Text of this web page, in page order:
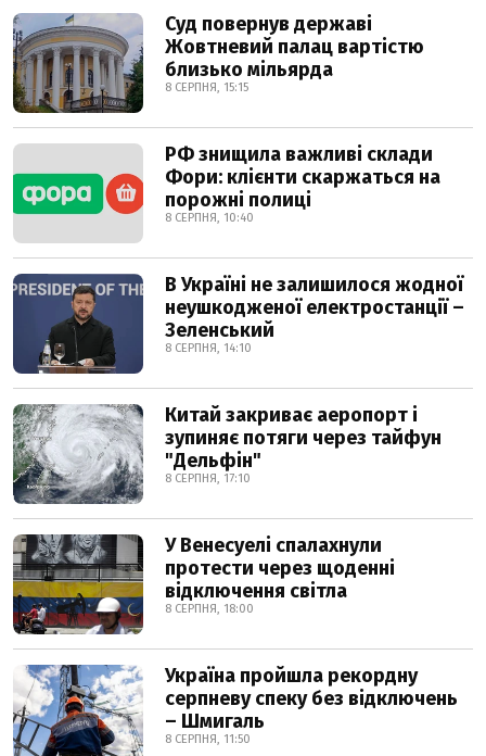
Суд повернув державі
Жовтневий палац вартістю
близько мільярда
8 СЕРПНЯ, 15:15
РФ знищила важливі склади
Фори: клієнти скаржаться на
порожні полиці
8 СЕРПНЯ, 10:40
В Україні не залишилося жодної
неушкодженої електростанції –
Зеленський
8 СЕРПНЯ, 14:10
Китай закриває аеропорт і
зупиняє потяги через тайфун
"Дельфін"
8 СЕРПНЯ, 17:10
У Венесуелі спалахнули
протести через щоденні
відключення світла
8 СЕРПНЯ, 18:00
Україна пройшла рекордну
серпневу спеку без відключень
– Шмигаль
8 СЕРПНЯ, 11:50